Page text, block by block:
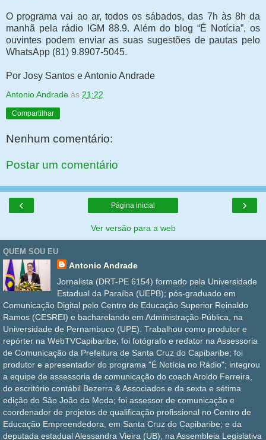
O programa vai ao ar, todos os sábados, das 7h às 8h da
manhã pela rádio IGM 88.9. Além do blog “É Notícia”, os
ouvintes podem enviar as suas sugestões de pautas pelo
WhatsApp (81) 9.8907-5045.
Por Josy Santos e Antonio Andrade
Antonio Andrade às 21:22
Compartilhar
Nenhum comentário:
Postar um comentário
‹ ›
Página inicial
Ver versão para a web
QUEM SOU EU
Antonio Andrade
Jornalista (DRT-PE 6154) formado pela Universidade
Estadual da Paraíba (UEPB); pós-graduado em
Comunicação Digital pelo Centro de Educação Superior Reinaldo
Ramos (CESREI) e bacharelando em Administração Pública, na
Universidade de Pernambuco (UPE). Trabalhou como produtor e
repórter na WebTVCapibaribe; foi fotógrafo e redator na Assessoria
de Comunicação da Prefeitura de Santa Cruz do Capibaribe; foi
produtor e apresentador do programa "É Notícia no Rádio"; integrou
a equipe de assessoria de comunicação do coach Aroldo Ferreira,
do escritório contábil Bezerra & Associados e da sexta e sétima
edição do São João da Moda; foi assessor de comunicação e
coordenador de projetos de qualificação profissional no Centro de
Educação Empreendedora, em Santa Cruz do Capibaribe; e da
deputada estadual Alessandra Vieira (UB), na Assembleia Legislativa